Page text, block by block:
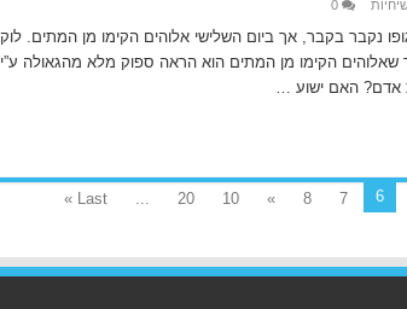
0
שאלוהים הקימו מן המתים הוא הראה ספוק מלא מהגאולה
6
7
8
»
10
20
Last »